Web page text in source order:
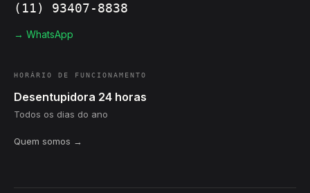
(11) 93407-8838
→ WhatsApp
HORÁRIO DE FUNCIONAMENTO
Desentupidora 24 horas
Todos os dias do ano
Quem somos →